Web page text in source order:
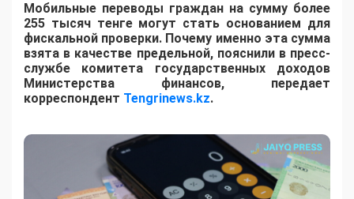
Мобильные переводы граждан на сумму более
255 тысяч тенге могут стать основанием для
фискальной проверки. Почему именно эта сумма
взята в качестве предельной, пояснили в пресс-
службе комитета государственных доходов
Министерства финансов, передает
корреспондент Tengrinews.kz.